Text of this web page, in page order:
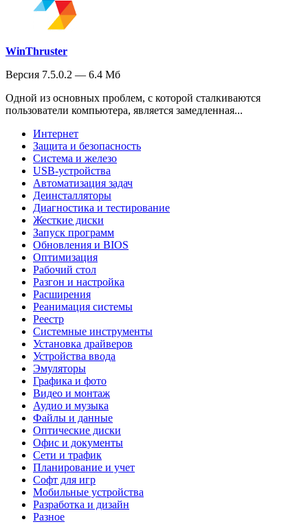
WinThruster
Версия 7.5.0.2 — 6.4 Мб
Одной из основных проблем, с которой сталкиваются
пользователи компьютера, является замедленная...
Интернет
Защита и безопасность
Система и железо
USB-устройства
Автоматизация задач
Деинсталляторы
Диагностика и тестирование
Жесткие диски
Запуск программ
Обновления и BIOS
Оптимизация
Рабочий стол
Разгон и настройка
Расширения
Реанимация системы
Реестр
Системные инструменты
Установка драйверов
Устройства ввода
Эмуляторы
Графика и фото
Видео и монтаж
Аудио и музыка
Файлы и данные
Оптические диски
Офис и документы
Сети и трафик
Планирование и учет
Софт для игр
Мобильные устройства
Разработка и дизайн
Разное